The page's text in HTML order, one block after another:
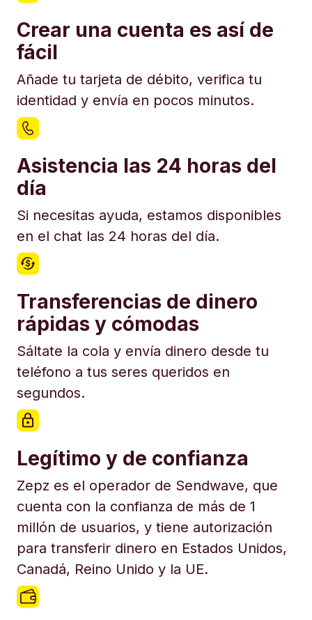
Crear una cuenta es así de
fácil
Añade tu tarjeta de débito, verifica tu
identidad y envía en pocos minutos.
Asistencia las 24 horas del
día
Si necesitas ayuda, estamos disponibles
en el chat las 24 horas del día.
Transferencias de dinero
rápidas y cómodas
Sáltate la cola y envía dinero desde tu
teléfono a tus seres queridos en
segundos.
Legítimo y de confianza
Zepz es el operador de Sendwave, que
cuenta con la confianza de más de 1
millón de usuarios, y tiene autorización
para transferir dinero en Estados Unidos,
Canadá, Reino Unido y la UE.